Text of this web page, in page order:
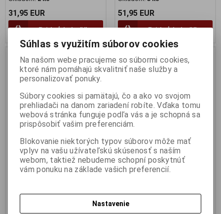
31,95 EUR
Pridať do košíka
51,95 EUR
Pridať do košíka
1:43 MERCEDES-BENZ (W124)
E60 AMG SIGNAL RED 1994 -
Katalógové číslo:SO-S4313204
1:43 CITROËN CX GTI TURBO
II NOIR ONYX 1989 - SOLIDO -
Katalógové číslo:SO-S4311706
Skladom:
Súhlas s využitím súborov cookies
Na našom webe pracujeme so súbormi cookies,
ktoré nám pomáhajú skvalitniť naše služby a
personalizovať ponuky.
Súbory cookies si pamätajú, čo a ako vo svojom
prehliadači na danom zariadení robíte. Vďaka tomu
webová stránka funguje podľa vás a je schopná sa
prispôsobiť vašim preferenciám.
Blokovanie niektorých typov súborov môže mať
vplyv na vašu užívateľskú skúsenosť s naším
webom, taktiež nebudeme schopní poskytnúť
vám ponuku na základe vašich preferencií.
Nastavenie